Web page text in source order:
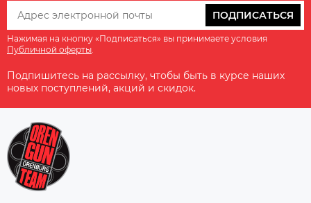
ПОДПИСАТЬСЯ
Нажимая на кнопку «Подписаться» вы принимаете условия
Публичной оферты
Подпишитесь на рассылку, чтобы быть в курсе наших
новых поступлений, акций и скидок.